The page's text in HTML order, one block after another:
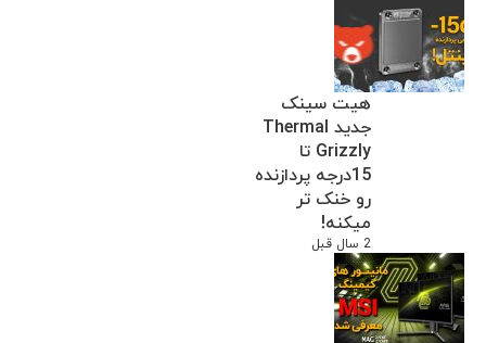
هیت سینک
جدید Thermal
Grizzly تا
15درجه پردازنده
رو خنک تر
میکنه!
2 سال قبل